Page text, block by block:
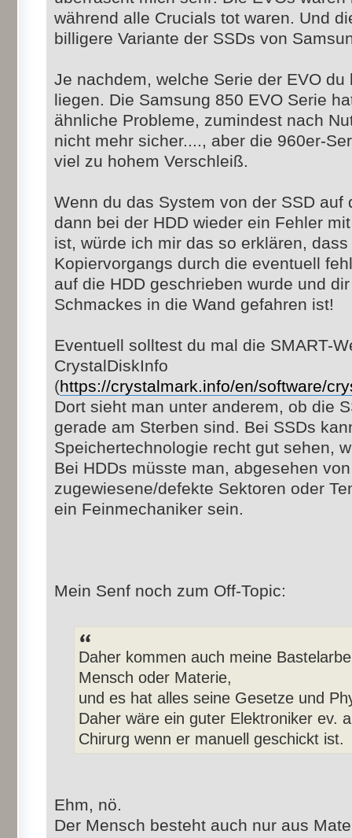
während alle Crucials tot waren. Und
billigere Variante der SSDs von
Je nachdem, welche Serie der EVO
liegen. Die Samsung 850 EVO Serie
ähnliche Probleme, zumindest nach
nicht mehr sicher...., aber die 960er-
viel zu hohem Verschleiß.
Wenn du das System von der SSD auf
dann bei der HDD wieder ein Fehler
ist, würde ich mir das so erklären,
Kopiervorgangs durch die eventuell
auf die HDD geschrieben wurde und
Schmackes in die Wand gefahren ist!
Eventuell solltest du mal die SMART-
CrystalDiskInfo
(https://crystalmark.info/en/software/
Dort sieht man unter anderem, ob die
gerade am Sterben sind. Bei SSDs
Speichertechnologie recht gut sehen,
Bei HDDs müsste man, abgesehen
zugewiesene/defekte Sektoren oder
ein Feinmechaniker sein.
Mein Senf noch zum Off-Topic:
Daher kommen auch meine
Mensch oder Materie,
und es hat alles seine Gesetze und
Daher wäre ein guter Elektroniker ev.
Chirurg wenn er manuell geschickt ist.
Ehm, nö.
Der Mensch besteht auch nur aus